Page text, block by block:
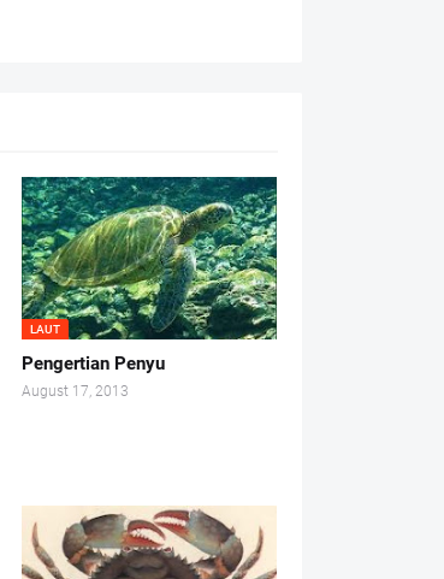
LAUT
Pengertian Penyu
August 17, 2013